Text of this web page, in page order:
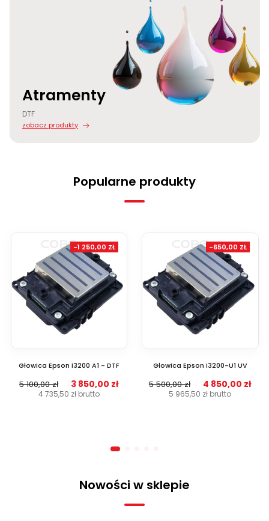
Atramenty
DTF
zobacz produkty
Popularne produkty
-1 250,00 ZŁ
Głowica Epson i3200 A1 - DTF
5 100,00 zł 3 850,00 zł
4 735,50 zł brutto
-650,00 ZŁ
Głowica Epson I3200-U1 UV
5 500,00 zł 4 850,00 zł
5 965,50 zł brutto
Nowości w sklepie